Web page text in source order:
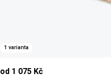
1 varianta
od 1 075 Kč